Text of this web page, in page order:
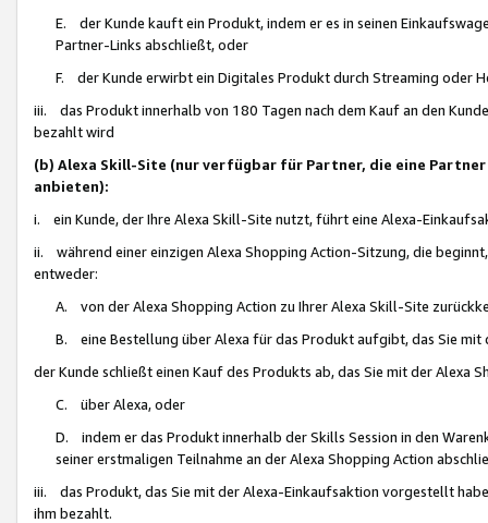
E. der Kunde kauft ein Produkt, indem er es in seinen
Partner-Links abschließt, oder
F. der Kunde erwirbt ein Digitales Produkt durch Streaming oder
iii. das Produkt innerhalb von 180 Tagen nach dem Kauf an den
bezahlt wird
(b) Alexa Skill-Site (nur verfügbar für Partner, die eine
anbieten):
i. ein Kunde, der Ihre Alexa Skill-Site nutzt, führt eine Alexa-
ii. während einer einzigen Alexa Shopping Action-Sitzung, die
entweder:
A. von der Alexa Shopping Action zu Ihrer Alexa Skill-Site
B. eine Bestellung über Alexa für das Produkt aufgibt, das Sie mit
der Kunde schließt einen Kauf des Produkts ab, das Sie mit der Alexa
C. über Alexa, oder
D. indem er das Produkt innerhalb der Skills Session in den
seiner erstmaligen Teilnahme an der Alexa Shopping Action
iii. das Produkt, das Sie mit der Alexa-Einkaufsaktion vorgestellt
ihm bezahlt.